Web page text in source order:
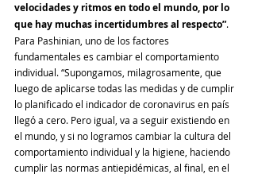
velocidades y ritmos en todo el mundo, por lo
que hay muchas incertidumbres al respecto”.
Para Pashinian, uno de los factores
fundamentales es cambiar el comportamiento
individual. “Supongamos, milagrosamente, que
luego de aplicarse todas las medidas y de cumplir
lo planificado el indicador de coronavirus en país
llegó a cero. Pero igual, va a seguir existiendo en
el mundo, y si no logramos cambiar la cultura del
comportamiento individual y la higiene, haciendo
cumplir las normas antiepidémicas, al final, en el